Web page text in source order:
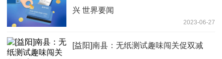
兴 世界要闻
2023-06-27
[益阳]南县：无纸测试趣味闯关促双减